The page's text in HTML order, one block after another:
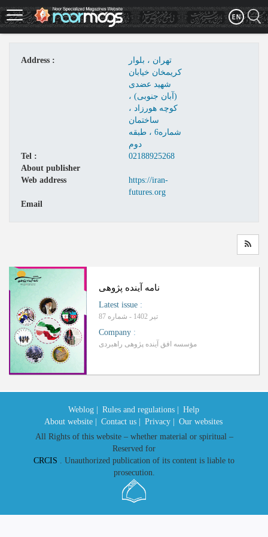
Skip
to
main
Address :
تهران ، بلوار
کریمخان خیابان
شهید عضدی
(آبان جنوبی) ،
کوچه هورزاد ،
ساختمان
شماره6 ، طبقه
دوم
Tel :
02188925268
About publisher
Web address
https://iran-
futures.org
Email
نامه آینده پژوهی
Latest issue :
تیر 1402 - شماره 87
Company :
مؤسسه افق آینده‌ پژوهی راهبردی
Weblog | Rules and regulations |
Help
About website |
Contact us | Privacy |
Our websites
All Rights of this website – whether material or spiritual –
Reserved for
CRCIS . Unauthorized publication of its content is liable to
prosecution.